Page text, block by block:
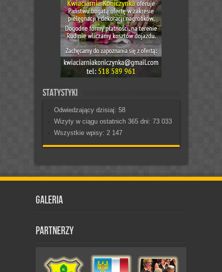
Statystyki
Odwiedzający dzisiaj: 58
Wizyty w ciągu ostatnich 365 dni: 73 033
Wszystkie wpisy: 2 147
Galeria
Partnerzy